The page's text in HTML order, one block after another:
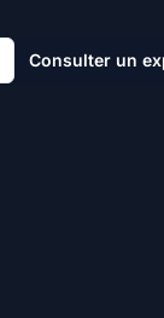
Consulter un